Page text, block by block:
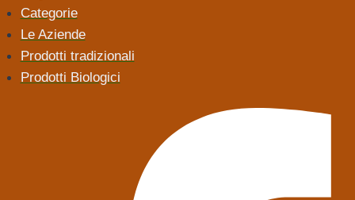
Categorie
Le Aziende
Prodotti tradizionali
Prodotti Biologici